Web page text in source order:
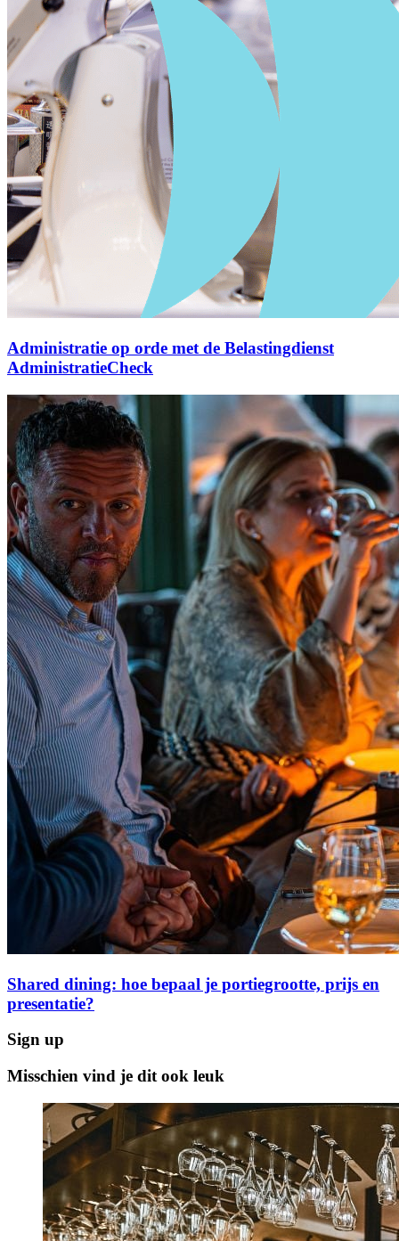
Administratie op orde met de Belastingdienst
AdministratieCheck
Shared dining: hoe bepaal je portiegrootte, prijs en
presentatie?
Sign up
Misschien vind je dit ook leuk